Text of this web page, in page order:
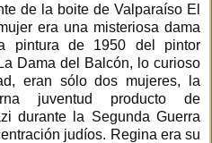
de la boite de Valparaíso El
era una misteriosa dama
pintura de 1950 del pintor
Dama del Balcón, lo curioso
eran sólo dos mujeres, la
juventud producto de
durante la Segunda Guerra
judíos. Regina era su